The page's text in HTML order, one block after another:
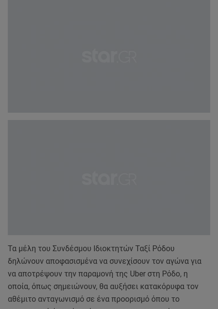
Τα μέλη του Συνδέσμου Ιδιοκτητών Ταξί Ρόδου
δηλώνουν αποφασισμένα να συνεχίσουν τον αγώνα για
να αποτρέψουν την παραμονή της Uber στη Ρόδο, η
οποία, όπως σημειώνουν, θα αυξήσει κατακόρυφα τον
αθέμιτο ανταγωνισμό σε ένα προορισμό όπου το